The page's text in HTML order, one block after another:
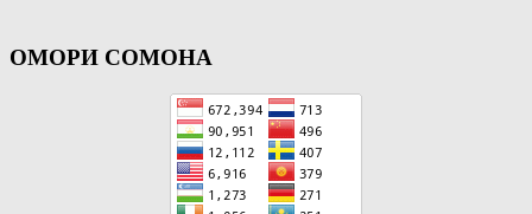
ОМОРИ СОМОНА